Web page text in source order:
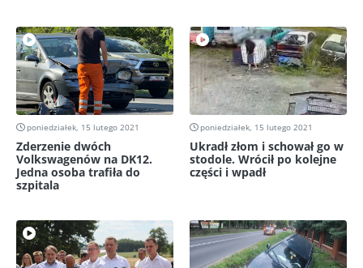
poniedziałek, 15 lutego 2021
Zderzenie dwóch
Volkswagenów na DK12.
Jedna osoba trafiła do
szpitala
poniedziałek, 15 lutego 2021
Ukradł złom i schował go w
stodole. Wrócił po kolejne
części i wpadł